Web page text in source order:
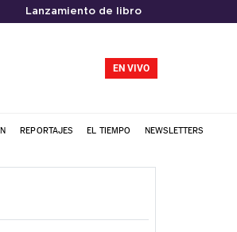
Lanzamiento de libro
EN VIVO
REPORTAJES EL TIEMPO NEWSLETTERS